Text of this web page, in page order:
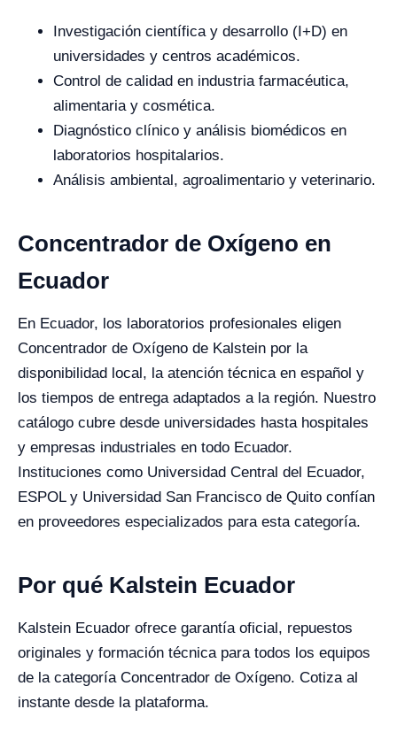
Investigación científica y desarrollo (I+D) en
universidades y centros académicos.
Control de calidad en industria farmacéutica,
alimentaria y cosmética.
Diagnóstico clínico y análisis biomédicos en
laboratorios hospitalarios.
Análisis ambiental, agroalimentario y veterinario.
Concentrador de Oxígeno en
Ecuador
En Ecuador, los laboratorios profesionales eligen
Concentrador de Oxígeno de Kalstein por la
disponibilidad local, la atención técnica en español y
los tiempos de entrega adaptados a la región. Nuestro
catálogo cubre desde universidades hasta hospitales
y empresas industriales en todo Ecuador.
Instituciones como Universidad Central del Ecuador,
ESPOL y Universidad San Francisco de Quito confían
en proveedores especializados para esta categoría.
Por qué Kalstein Ecuador
Kalstein Ecuador ofrece garantía oficial, repuestos
originales y formación técnica para todos los equipos
de la categoría Concentrador de Oxígeno. Cotiza al
instante desde la plataforma.